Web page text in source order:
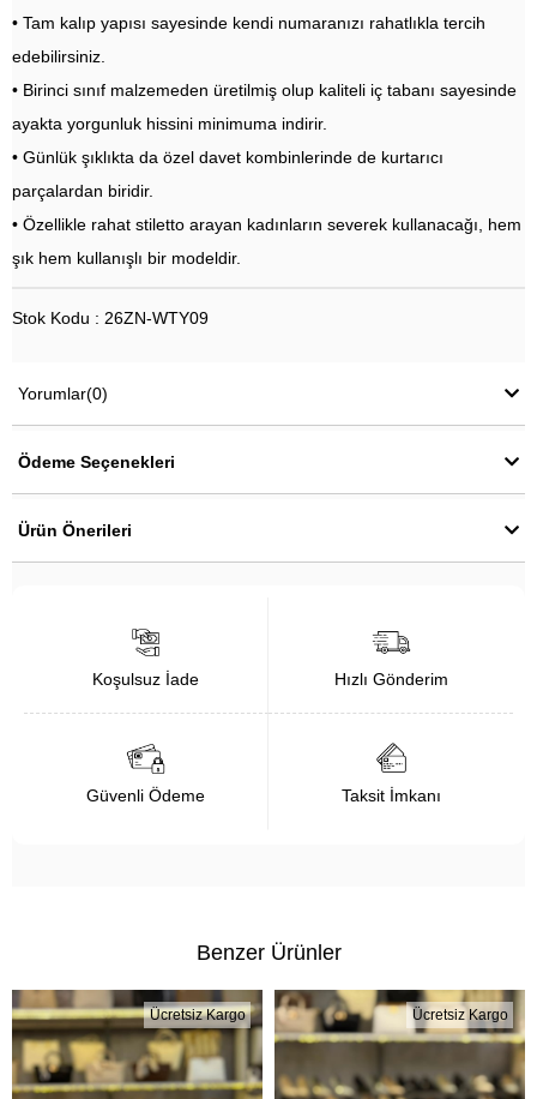
• Tam kalıp yapısı sayesinde kendi numaranızı rahatlıkla tercih
edebilirsiniz.
• Birinci sınıf malzemeden üretilmiş olup kaliteli iç tabanı sayesinde
ayakta yorgunluk hissini minimuma indirir.
• Günlük şıklıkta da özel davet kombinlerinde de kurtarıcı
parçalardan biridir.
• Özellikle rahat stiletto arayan kadınların severek kullanacağı, hem
şık hem kullanışlı bir modeldir.
Stok Kodu : 26ZN-WTY09
Yorumlar(0)
Ödeme Seçenekleri
Ürün Önerileri
Koşulsuz İade Hızlı Gönderim
Güvenli Ödeme Taksit İmkanı
Benzer Ürünler
Ücretsiz Kargo Ücretsiz Kargo